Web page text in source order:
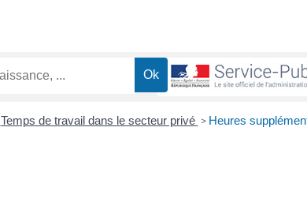
Temps de travail dans le secteur privé > Heures